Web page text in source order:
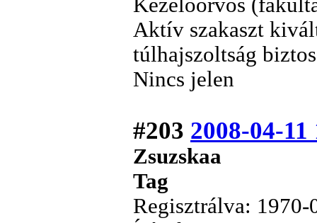
Kezelõorvos
Aktív szakaszt
túlhajszoltság
Nincs jelen
#203 2008-04-11
Zsuzskaa
Tag
Regisztrálva: 1970-